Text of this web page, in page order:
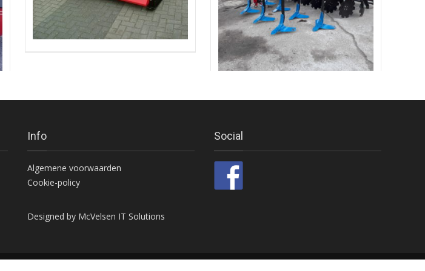
Info
Algemene voorwaarden
Cookie-policy
Designed by McVelsen IT Solutions
Social